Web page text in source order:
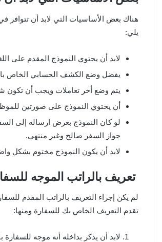
هناك بعض الأساسيات التي لابد أن تتوافر
يلي:
لابد أن يحتوي النموذج المقدم على
يفضل وضع الكشف الحسابي الخاص
يتم وضع أخر تعاملات ويجب أن تكون
أن يحتوي النموذج على صورتين
لو كان النموذج بغرض ارساله إلى
جواز السفر صالح وغير منتهي.
لابد أن يكون النموذج مختوم بشكل
تعريف بالراتب الموجه
لم يكن إجراء التعريف بالراتب المقدم
تقدم التعريف الخاص بك للسفارة ومنها:
لابد أن يذكر بداخله أنه موجه للسفارة